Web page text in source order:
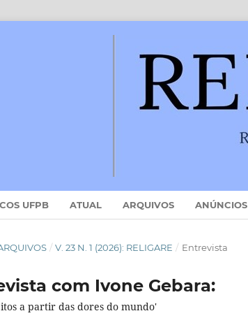
UFPB ATUAL ARQUIVOS ANÚNCIOS
/ V. 23 N. 1 (2026): RELIGARE / Entrevista
com Ivone Gebara:
a partir das dores do mundo'